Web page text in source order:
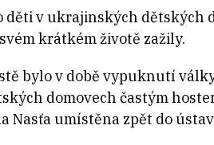
děti v ukrajinských dětských
krátkém životě zažily.
bylo v době vypuknutí
domovech častým
Nasťa umístěna zpět do